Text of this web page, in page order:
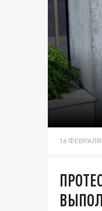
16 ФЕВРАЛЯ